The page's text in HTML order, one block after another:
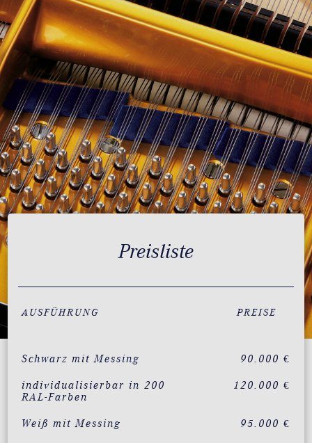
Preisliste
AUSFÜHRUNG PREISE
Schwarz mit Messing 90.000 €
individualisierbar in 200
RAL-Farben
120.000 €
Weiß mit Messing 95.000 €